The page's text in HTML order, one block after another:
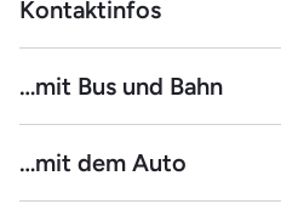
Kontaktinfos
Kleefeld 3
59558 Lippstadt
…mit Bus und Bahn
…mit dem Auto